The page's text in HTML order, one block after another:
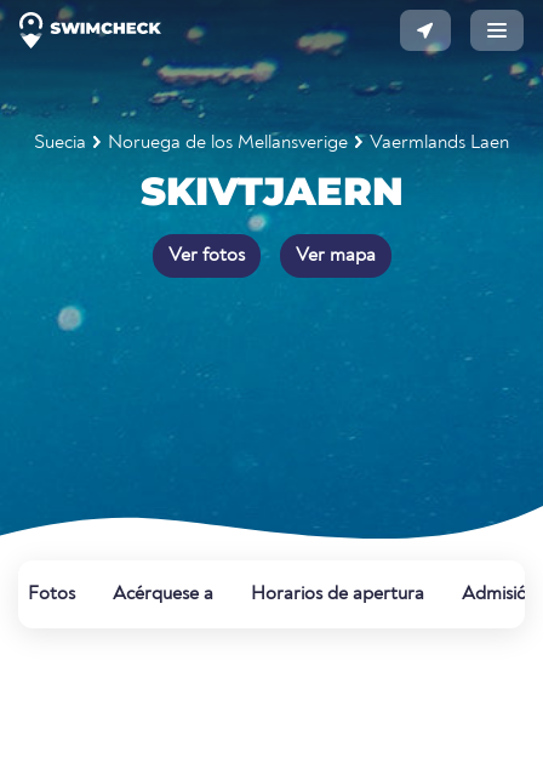
Suecia Noruega de los Mellansverige Vaermlands Laen
SKIVTJAERN
Ver fotos Ver mapa
Fotos Acérquese a Horarios de apertura Admisión